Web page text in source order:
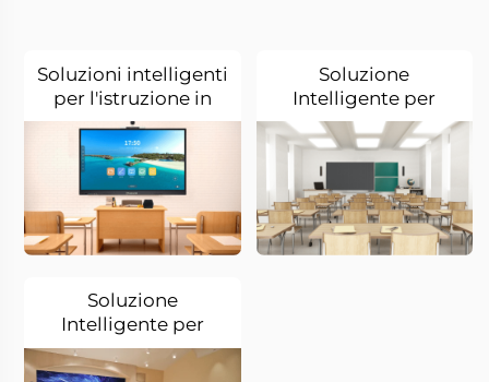
Soluzioni intelligenti
per l'istruzione in
piccole aule
Soluzione
Intelligente per
Grandi Aule
Soluzione
Intelligente per
l'Aula Magna